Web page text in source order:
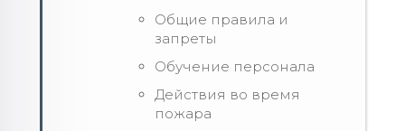
Общие правила и
запреты
Обучение персонала
Действия во время
пожара